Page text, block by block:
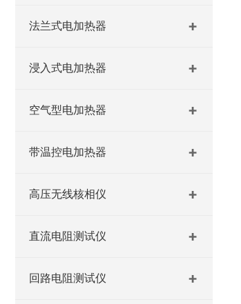
法兰式电加热器
浸入式电加热器
空气型电加热器
带温控电加热器
高压无线核相仪
直流电阻测试仪
回路电阻测试仪